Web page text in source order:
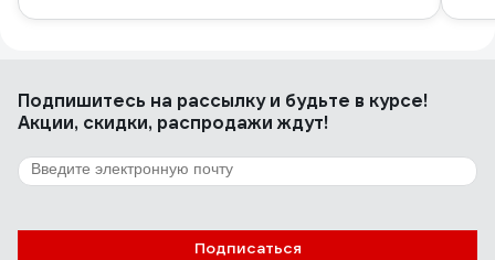
Подпишитесь на рассылкуи будьте в курсе!
Акции, скидки, распродажи ждут!
Подписаться